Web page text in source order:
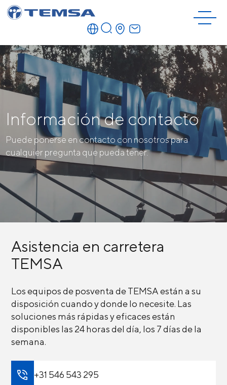
Información de contacto
Puede ponerse en contacto con nosotros para
cualquier pregunta que pueda tener.
Asistencia en carretera
TEMSA
Los equipos de posventa de TEMSA están a su
disposición cuando y donde lo necesite. Las
soluciones más rápidas y eficaces están
disponibles las 24 horas del día, los 7 días de la
semana.
+31 546 543 295